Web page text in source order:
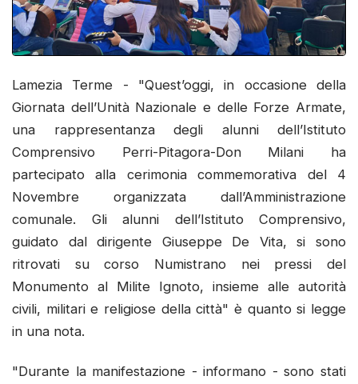
Lamezia Terme - "Quest’oggi, in occasione della
Giornata dell’Unità Nazionale e delle Forze Armate,
una rappresentanza degli alunni dell’Istituto
Comprensivo Perri-Pitagora-Don Milani ha
partecipato alla cerimonia commemorativa del 4
Novembre organizzata dall’Amministrazione
comunale. Gli alunni dell’Istituto Comprensivo,
guidato dal dirigente Giuseppe De Vita, si sono
ritrovati su corso Numistrano nei pressi del
Monumento al Milite Ignoto, insieme alle autorità
civili, militari e religiose della città" è quanto si legge
in una nota.
"Durante la manifestazione - informano - sono stati